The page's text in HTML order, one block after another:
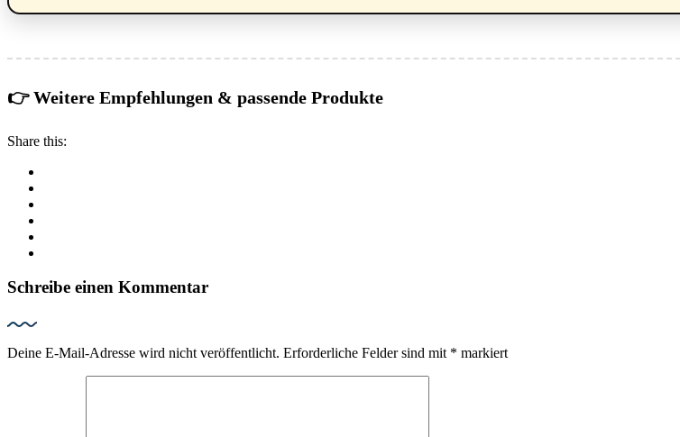
👉 Weitere Empfehlungen & passende Produkte
Share this:
Schreibe einen Kommentar
Deine E-Mail-Adresse wird nicht veröffentlicht. Erforderliche Felder sind mit * markiert